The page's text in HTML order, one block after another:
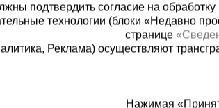
8 (800) 200-
Заказать звонок
подтвердить согласие на
технологии (блоки «Недавно
странице
Реклама) осуществляют
Нажимая